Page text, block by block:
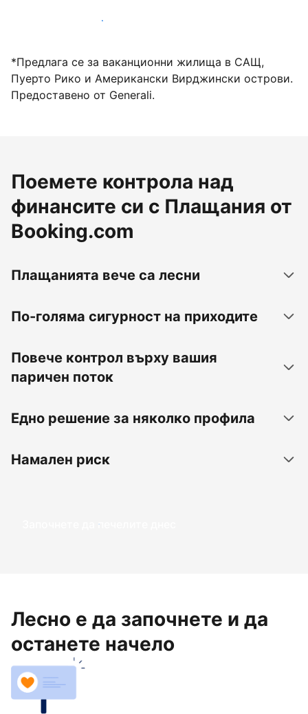
Посрещайте гости с нас днес
*Предлага се за ваканционни жилища в САЩ,
Пуерто Рико и Американски Вирджински острови.
Предоставено от Generali.
Поемете контрола над
финансите си с Плащания от
Booking.com
Плащанията вече са лесни
По-голяма сигурност на приходите
Повече контрол върху вашия
паричен поток
Едно решение за няколко профила
Намален риск
Започнете да печелите днес
Лесно е да започнете и да
останете начело